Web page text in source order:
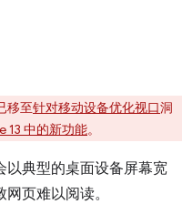
移至针对移动设备优化视口洞
13 中的新功能。
以典型的桌面设备屏幕宽
页难以阅读。